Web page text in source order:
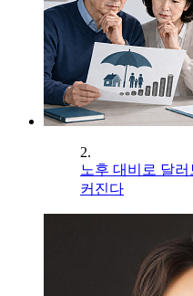
2.
노후 대비로 달
커진다